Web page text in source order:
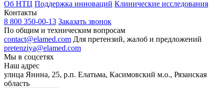
Об НТЦ Поддержка инноваций Клинические исследования
Контакты
8 800 350-00-13 Заказать звонок
По общим и техническим вопросам
contact@elamed.com Для претензий, жалоб и предложений
pretenziya@elamed.com
Мы в соцсетях
Наш адрес
улица Янина, 25, р.п. Елатьма, Касимовский м.о., Рязанская
область